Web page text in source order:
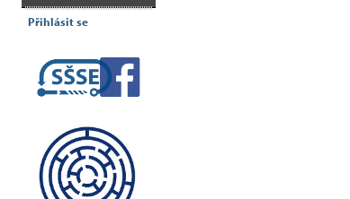
Přihlásit se